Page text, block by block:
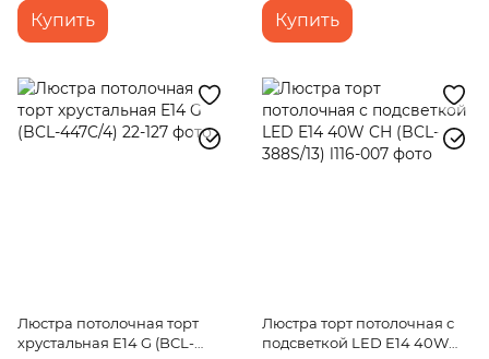
Купить Купить
Люстра потолочная торт
хрустальная E14 G (BCL-
Люстра торт потолочная с
подсветкой LED E14 40W